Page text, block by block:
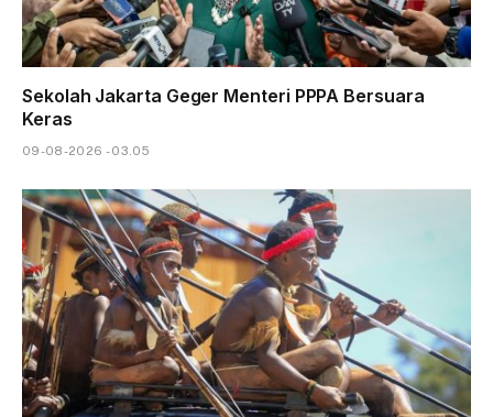
Sekolah Jakarta Geger Menteri PPPA Bersuara
Keras
09-08-2026 - 03.05